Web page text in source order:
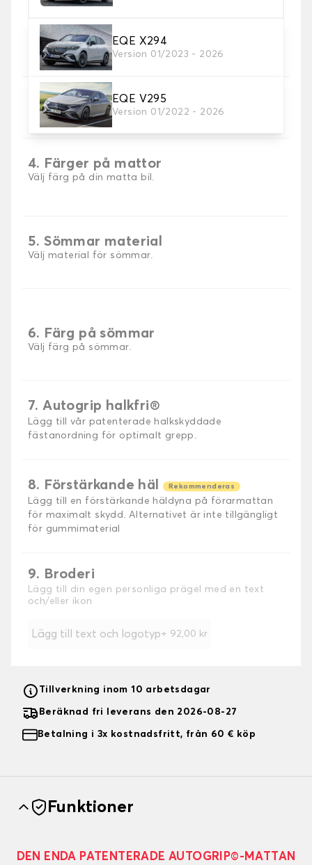
EQE X294
Version 01/2023 - 2026
EQE V295
Version 01/2022 - 2026
2. Material
Välj material för din bilmatta.
3. uppsättning av mattor
Välj det antal bilmattor du behöver.
4. Färger på mattor
Välj färg på din matta bil.
5. Sömmar material
Välj material för sömmar.
6. Färg på sömmar
Välj färg på sömmar.
7. Autogrip halkfri®
Lägg till vår patenterade halkskyddade
fästanordning för optimalt grepp.
8. Förstärkande häl Rekommenderas
Lägg till en förstärkande häldyna på förarmattan
för maximalt skydd. Alternativet är inte tillgängligt
för gummimaterial
9. Broderi
Lägg till din egen personliga prägel med en text
och/eller ikon
Lägg till text och logotyp+ 92,00 kr
Tillverkning inom 10 arbetsdagar
Beräknad fri leverans den 2026-08-27
Betalning i 3x kostnadsfritt, från 60 € köp
Funktioner
DEN ENDA PATENTERADE AUTOGRIP©-MATTAN